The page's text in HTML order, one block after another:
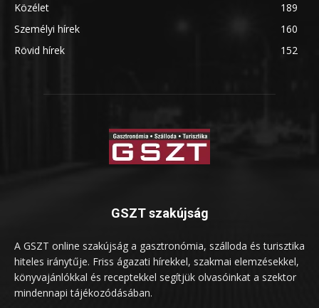
Közélet
189
Személyi hírek
160
Rövid hírek
152
GSZT szakújság
A GSZT online szakújság a gasztronómia, szálloda és turisztika
hiteles iránytűje. Friss ágazati hírekkel, szakmai elemzésekkel,
könyvajánlókkal és receptekkel segítjük olvasóinkat a szektor
mindennapi tájékozódásában.